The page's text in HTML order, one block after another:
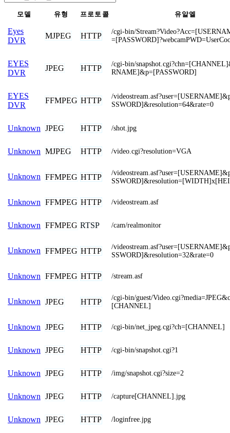
모델 유형 프로토콜 유알엘
Eyes
DVR
MJPEG HTTP
/cgi-bin/
EYES
DVR
JPEG HTTP
/cgi-bin/
RNAME]&p=[PASSWORD]
EYES
DVR
FFMPEG HTTP
/
SSWORD]&resolution=64&rate=0
Unknown JPEG HTTP /shot.jpg
Unknown MJPEG HTTP /video.cgi?resolution=VGA
Unknown FFMPEG HTTP
/
Unknown FFMPEG HTTP /videostream.asf
Unknown FFMPEG RTSP /cam/realmonitor
Unknown FFMPEG HTTP
/
SSWORD]&resolution=32&rate=0
Unknown FFMPEG HTTP /stream.asf
Unknown JPEG HTTP
/cgi-bin/guest/
[CHANNEL]
Unknown JPEG HTTP /cgi-bin/net_jpeg.cgi?ch=[CHANNEL]
Unknown JPEG HTTP /cgi-bin/snapshot.cgi?1
Unknown JPEG HTTP /img/snapshot.cgi?size=2
Unknown JPEG HTTP /capture[CHANNEL].jpg
Unknown JPEG HTTP /loginfree.jpg